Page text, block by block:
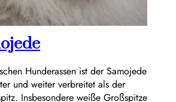
Hunderassen ist der Samojede
und weiter verbreitet als der
Insbesondere weiße Großspitze